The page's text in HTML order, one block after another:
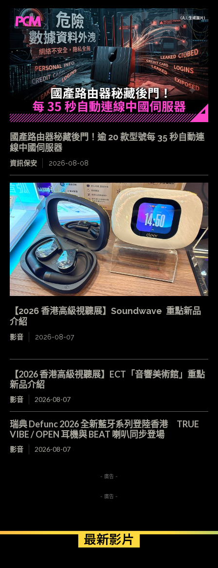
國產路由器秘藏後門！逾 20 款型號每 35 秒自動連
線中國伺服器
資訊保安 2026-08-08
【2026 香港高級視聽展】Soundwave 重點新品
介紹
影音 2026-08-07
【2026 香港高級視聽展】ECT「音響美術館」重點
新品介紹
影音 2026-08-07
瑞典 Defunc 2026 全新藍牙系列登陸香港 TRUE
VIBE / OPEN 耳機與 BEAT 喇叭同步登場
影音 2026-08-07
- 廣告 -
- 廣告 -
最新影片